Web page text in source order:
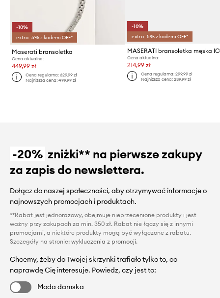
-10%
extra -5% z kodem: OFF*
Maserati bransoletka
Cena aktualna:
449,99 zł
Cena regularna:629,99 zł
Najniższa cena:499,99 zł
-10%
extra -5% z kodem: OFF*
MASERATI bransoletka męska
Cena aktualna:
214,99 zł
Cena regularna: 299,99 zł
Najniższa cena: 239,99 zł
-20% zniżki** na pierwsze zakupy
za zapis do newslettera.
Dołącz do naszej społeczności, aby otrzymywać informacje o
najnowszych promocjach i produktach.
**Rabat jest jednorazowy, obejmuje nieprzecenione produkty i jest
ważny przy zakupach za min. 350 zł. Rabat nie łączy się z innymi
promocjami, a niektóre produkty mogą być wyłączone z rabatu.
Szczegóły na stronie: wykluczenia z promocji.
Chcemy, żeby do Twojej skrzynki trafiało tylko to, co
naprawdę Cię interesuje. Powiedz, czy jest to:
Moda damska